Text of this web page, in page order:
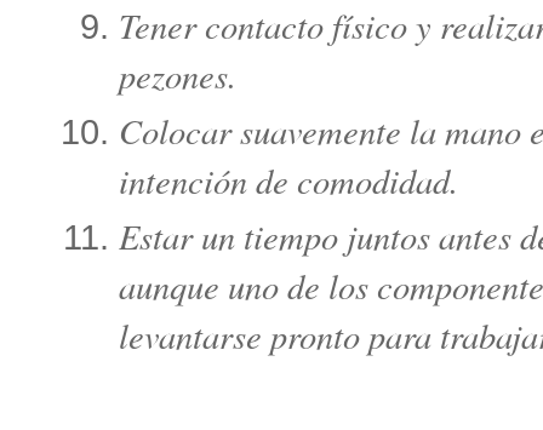
Tener contacto físico y
pezones.
Colocar suavemente la mano
intención de comodidad.
Estar un tiempo juntos antes
aunque uno de los
levantarse pronto para